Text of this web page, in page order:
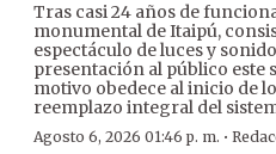
Tras casi 24 años de
monumental de Itaipú,
espectáculo de luces y
presentación al público este
motivo obedece al inicio de
reemplazo integral del
Agosto 6, 2026 01:46 p. m. ·